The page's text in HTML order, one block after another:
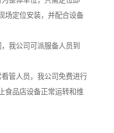
场定位安装，并配合设备
我公司可派服备人员到
管人员，我公司免费进行
食品店设备正常运转和维